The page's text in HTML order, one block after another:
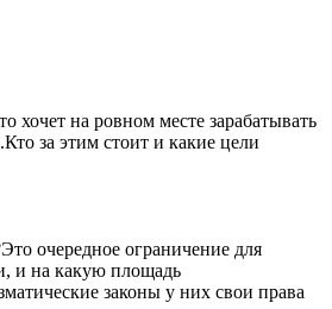
на ровном месте зарабатывать
за этим стоит и какие цели
очередное ограничение для
и на какую площадь
законы у них свои права